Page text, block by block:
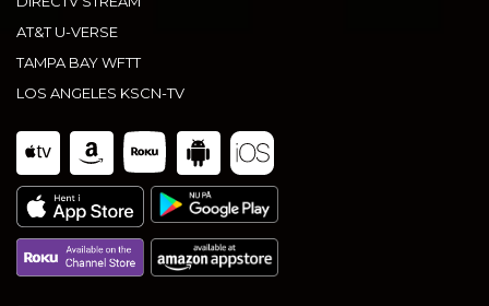
AT&T U-VERSE
TAMPA BAY WFTT
LOS ANGELES KSCN-TV